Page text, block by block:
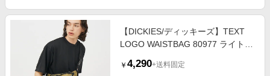
【DICKIES/ディッキーズ】TEXT
LOGO WAISTBAG 80977 ライトブ
￥ 4,290+送料固定